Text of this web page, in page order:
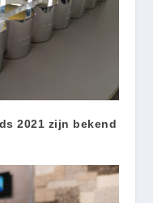
2021 zijn bekend